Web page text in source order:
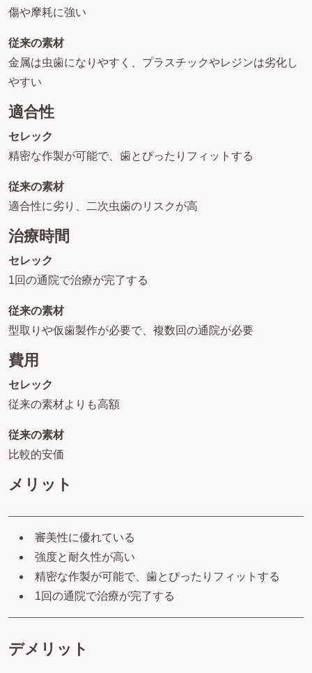
傷や摩耗に強い
従来の素材
金属は虫歯になりやすく、プラスチックやレジンは劣化し
やすい
適合性
セレック
精密な作製が可能で、歯とぴったりフィットする
従来の素材
適合性に劣り、二次虫歯のリスクが高
治療時間
セレック
1回の通院で治療が完了する
従来の素材
型取りや仮歯製作が必要で、複数回の通院が必要
費用
セレック
従来の素材よりも高額
従来の素材
比較的安価
メリット
審美性に優れている
強度と耐久性が高い
精密な作製が可能で、歯とぴったりフィットする
1回の通院で治療が完了する
デメリット